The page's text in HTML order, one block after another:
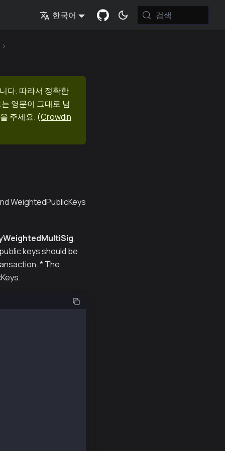
한국어 검색
다. 따라서 정확한
영문이 그대로 남
주세요. (Crowdin
WeightedPublicKeys
,
keys should be
* The